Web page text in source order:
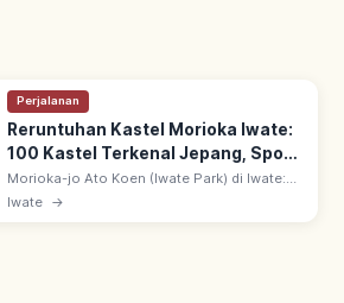
Perjalanan
Reruntuhan Kastel Morioka Iwate:
100 Kastel Terkenal Jepang, Spot
Utama
Morioka-jo Ato Koen (Iwate Park) di Iwate:
bekas Kastel Morioka klan Nanbu 1597-1633.
Iwate →